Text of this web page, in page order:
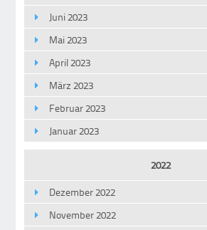
Juni 2023
Mai 2023
April 2023
März 2023
Februar 2023
Januar 2023
2022
Dezember 2022
November 2022